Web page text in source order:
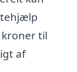
til
af